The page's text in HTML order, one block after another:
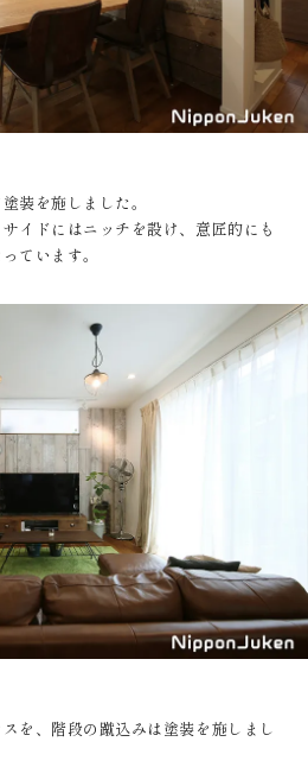
装を施しました。
イドにはニッチを設け、意匠的にも
ています。
を、階段の蹴込みは塗装を施しまし